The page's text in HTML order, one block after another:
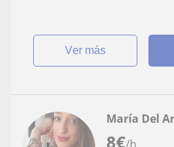
ver más
8€/h
María Del